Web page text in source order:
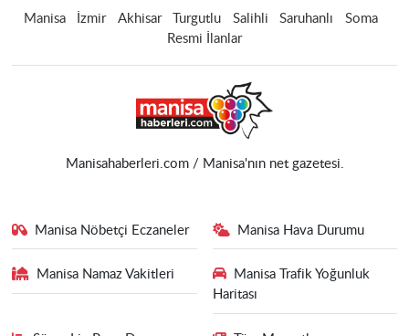
Manisa İzmir Akhisar Turgutlu Salihli Saruhanlı
Soma
Resmi İlanlar
Manisahaberleri.com / Manisa'nın net gazetesi.
Manisa Nöbetçi Eczaneler Manisa Hava Durumu
Manisa Namaz Vakitleri
Manisa Trafik Yoğunluk
Haritası